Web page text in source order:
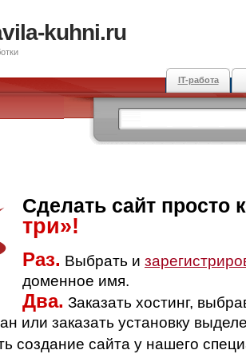
kuhni.ru
IT-работа
Сделать сайт просто
три»!
Раз. Выбрать и
доменное имя.
Два. Заказать хостинг,
или заказать установку
создание сайта у нашего